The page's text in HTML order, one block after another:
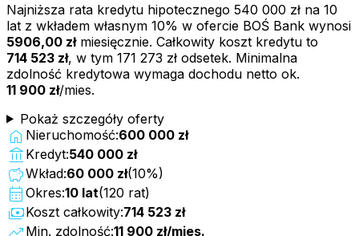
Najniższa rata kredytu hipotecznego 540 000 zł na 10
lat z wkładem własnym 10% w ofercie BOŚ Bank wynosi
5906,00 złmiesięcznie. Całkowity koszt kredytu to
714 523 zł, w tym 171 273 zł odsetek. Minimalna
zdolność kredytowa wymaga dochodu netto ok.
11 900 zł/mies.
Pokaż szczegóły oferty
home Nieruchomość:600 000 zł
account_balance Kredyt:540 000 zł
savingsWkład:60 000 zł(10%)
calendar_month Okres:10 lat(120 rat)
paymentsKoszt całkowity:714 523 zł
Min. zdolność:11 900 zł/mies.